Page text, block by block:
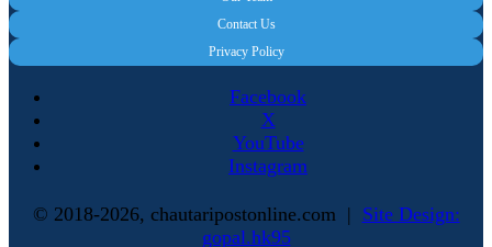
Contact Us
Privacy Policy
Facebook
X
YouTube
Instagram
© 2018-2026, chautaripostonline.com | Site Design:
gopal.hk95